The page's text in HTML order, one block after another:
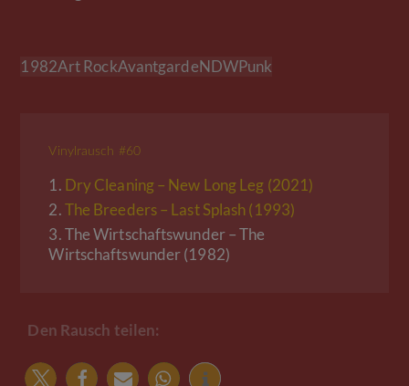
1982Art RockAvantgardeNDWPunk
Vinylrausch #60
1. Dry Cleaning – New Long Leg (2021)
2.The Breeders – Last Splash (1993)
3.The Wirtschaftswunder – The
Wirtschaftswunder (1982)
Den Rausch teilen: